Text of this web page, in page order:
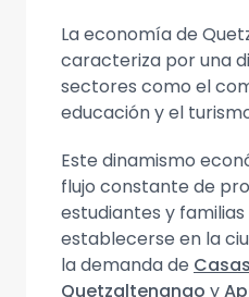
La economía de
caracteriza por una
sectores como el
educación y el
Este dinamismo
flujo constante de
estudiantes y
establecerse en la
la demanda de
Quetzaltenango y